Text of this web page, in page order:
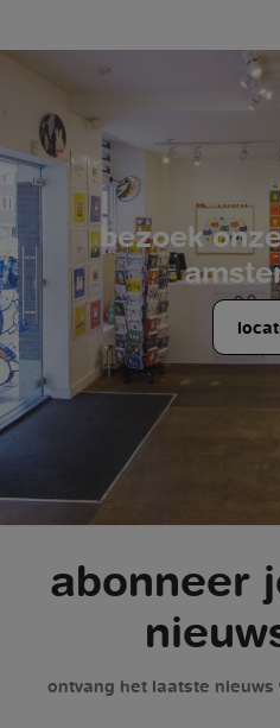
bezoek
abonneer
ontvang het laatste